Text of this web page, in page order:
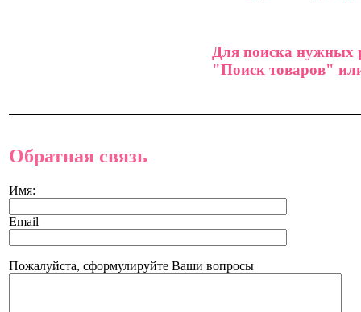
Для поиска нужных
"Поиск товаров"
Обратная связь
Имя:
Email
Пожалуйста, сформулируйте Ваши вопросы